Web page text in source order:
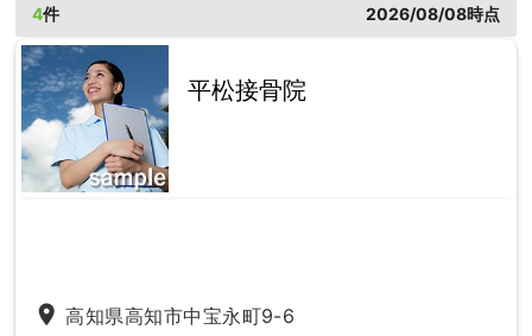
4件 2026/08/08時点
平松接骨院
place 高知県高知市中宝永町9-6